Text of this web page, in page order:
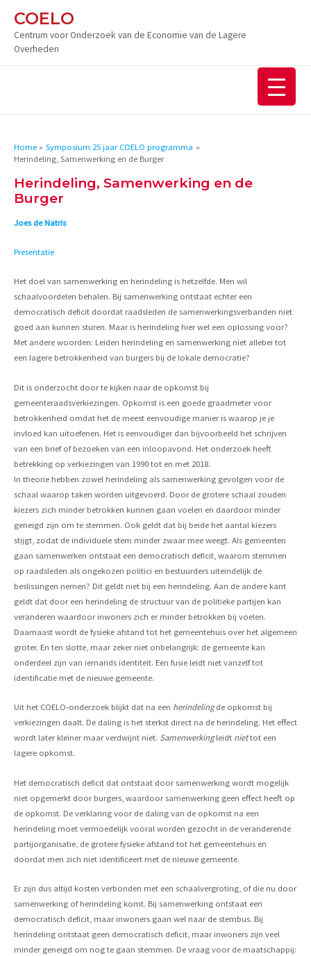
naar
inhoud
COELO
Centrum voor Onderzoek van de Economie van de Lagere
Overheden
Home
Symposium 25 jaar COELO programma
Herindeling, Samenwerking en de Burger
Herindeling, Samenwerking en de
Burger
Joes de Natris
Presentatie
Het doel van samenwerking en herindeling is hetzelfde. Men wil
schaalvoordelen behalen. Bij samenwerking ontstaat echter een
democratisch deficit doordat raadsleden de samenwerkingsverbanden niet
goed aan kunnen sturen. Maar is herindeling hier wel een oplossing voor?
Met andere woorden: Leiden herindeling en samenwerking niet allebei tot
een lagere betrokkenheid van burgers bij de lokale democratie?
Dit is onderzocht door te kijken naar de opkomst bij
gemeenteraadsverkiezingen. Opkomst is een goede graadmeter voor
betrokkenheid omdat het de meest eenvoudige manier is waarop je je
invloed kan uitoefenen. Het is eenvoudiger dan bijvoorbeeld het schrijven
van een brief of bezoeken van een inloopavond. Het onderzoek heeft
betrekking op verkiezingen van 1990 tot en met 2018.
In theorie hebben zowel herindeling als samenwerking gevolgen voor de
schaal waarop taken worden uitgevoerd. Door de grotere schaal zouden
kiezers zich minder betrokken kunnen gaan voelen en daardoor minder
geneigd zijn om te stemmen. Ook geldt dat bij beide het aantal kiezers
stijgt, zodat de individuele stem minder zwaar mee weegt. Als gemeenten
gaan samenwerken ontstaat een democratisch deficit, waarom stemmen
op raadsleden als ongekozen politici en bestuurders uiteindelijk de
beslissingen nemen? Dit geldt niet bij een herindeling. Aan de andere kant
geldt dat door een herindeling de structuur van de politieke partijen kan
veranderen waardoor inwoners zich er minder betrokken bij voelen.
Daarnaast wordt de fysieke afstand tot het gemeentehuis over het algemeen
groter. En ten slotte, maar zeker niet onbelangrijk: de gemeente kan
onderdeel zijn van iemands identiteit. Een fusie leidt niet vanzelf tot
identificatie met de nieuwe gemeente.
Uit het COELO-onderzoek blijkt dat na een herindelingde opkomst bij
verkiezingen daalt. De daling is het sterkst direct na de herindeling. Het effect
wordt later kleiner maar verdwijnt niet. Samenwerkingleidt niettot een
lagere opkomst.
Het democratisch deficit dat ontstaat door samenwerking wordt mogelijk
niet opgemerkt door burgers, waardoor samenwerking geen effect heeft op
de opkomst. De verklaring voor de daling van de opkomst na een
herindeling moet vermoedelijk vooral worden gezocht in de veranderende
partijorganisatie, de grotere fysieke afstand tot het gemeentehuis en
doordat men zich niet identificeert met de nieuwe gemeente.
Er zijn dus altijd kosten verbonden met een schaalvergroting, of die nu door
samenwerking of herindeling komt. Bij samenwerking ontstaat een
democratisch deficit, maar inwoners gaan wel naar de stembus. Bij
herindeling ontstaat geen democratisch deficit, maar inwoners zijn veel
minder geneigd om nog te gaan stemmen. De vraag voor de maatschappij: